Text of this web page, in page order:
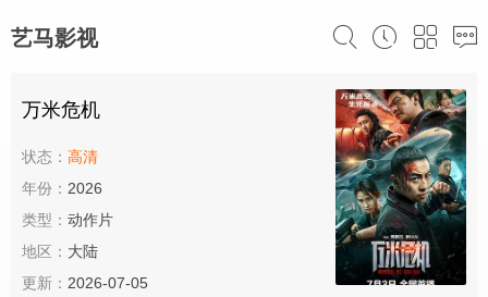
艺马影视
万米危机
状态： 高清
年份： 2026
类型： 动作片
地区： 大陆
更新： 2026-07-05